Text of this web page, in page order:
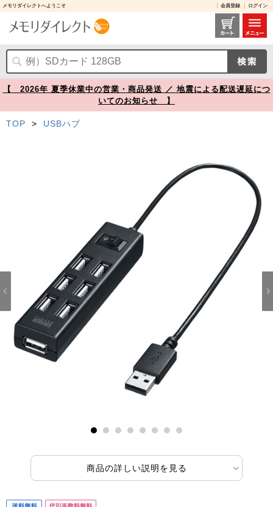
メモリダイレクトへようこそ 会員登録 ログイン
スイッチ付きUSBハブ USB 2.0 USB A×7 セルフパワー ブラック【メモリダイレクト】
【 2026年 夏季休業中の営業・商品発送 ／ 地震による配送遅延につ
いてのお知らせ 】
TOP > USBハブ
商品の詳しい説明を見る